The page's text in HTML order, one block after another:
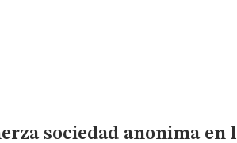
sociedad anonima